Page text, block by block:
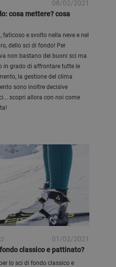
08/02/2021
cosa mettere? cosa
e svolto nella neve e nel
dello sci di fondo! Per
non bastano dei buoni sci ma
in grado di affrontare tutte le
la gestione del clima
sono inoltre decisive
scopri allora con noi come
01/02/2021
classico e pattinato?
lo sci di fondo classico e